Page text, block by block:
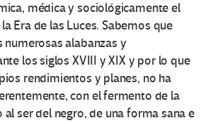
médica y sociológicamente el
Era de las Luces. Sabemos que
numerosas alabanzas y
los siglos XVIII y XIX y por lo que
rendimientos y planes, no ha
con el fermento de la
ser del negro, de una forma sana e